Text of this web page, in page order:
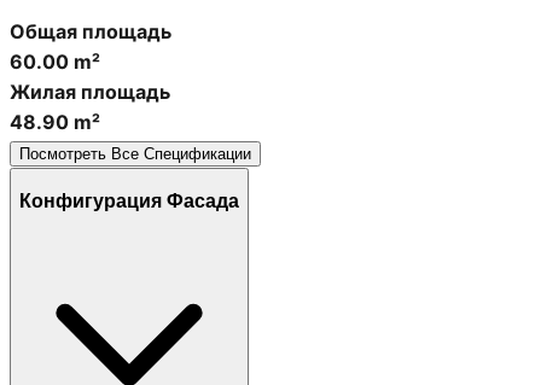
Общая площадь
60.00 m²
Жилая площадь
48.90 m²
Посмотреть Все Спецификации
Конфигурация Фасада